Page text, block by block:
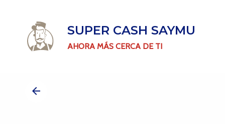
SUPER CASH SAYMU
AHORA MÁS CERCA DE TI